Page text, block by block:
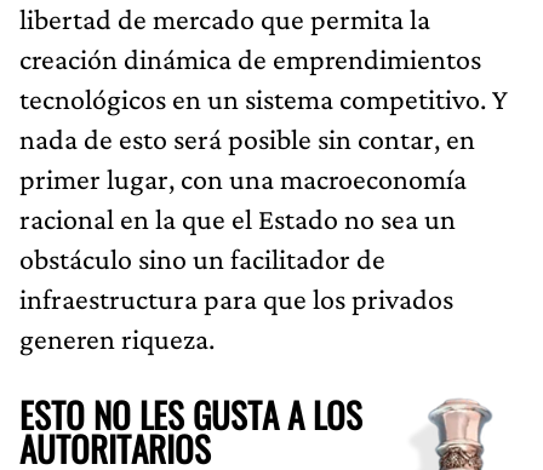
libertad de mercado que permita la
creación dinámica de emprendimientos
tecnológicos en un sistema competitivo. Y
nada de esto será posible sin contar, en
primer lugar, con una macroeconomía
racional en la que el Estado no sea un
obstáculo sino un facilitador de
infraestructura para que los privados
generen riqueza.
ESTO NO LES GUSTA A LOS
AUTORITARIOS